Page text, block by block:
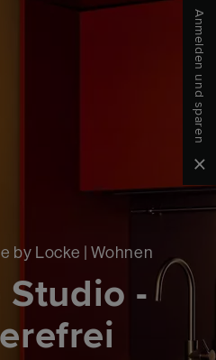
by Locke | Wohnen
Studio -
Anmelden und sparen